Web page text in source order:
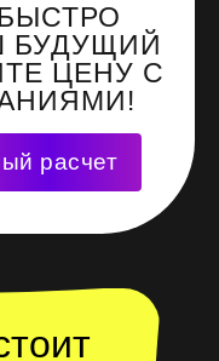
БУДУЩИЙ
ЦЕНУ С
расчет